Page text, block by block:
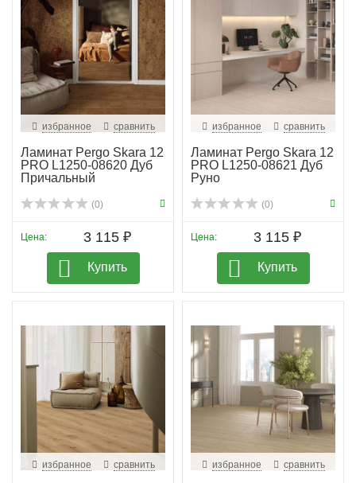
избранное сравнить
Ламинат Pergo Skara 12
PRO L1250-08620 Дуб
Причальный
(0)
Цена: 3 115 ₽
Купить
избранное сравнить
Ламинат Pergo Skara 12
PRO L1250-08621 Дуб
Руно
(0)
Цена: 3 115 ₽
Купить
избранное сравнить избранное сравнить